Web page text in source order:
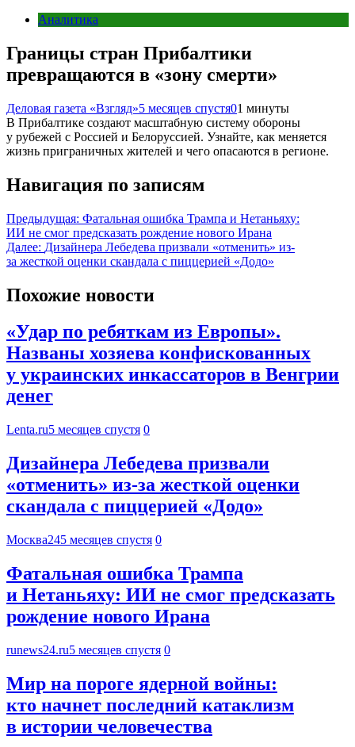
Аналитика
Границы стран Прибалтики
превращаются в «зону смерти»
Деловая газета «Взгляд»5 месяцев спустя01 минуты
В Прибалтике создают масштабную систему обороны
у рубежей с Россией и Белоруссией. Узнайте, как меняется
жизнь приграничных жителей и чего опасаются в регионе.
Навигация по записям
Предыдущая: Фатальная ошибка Трампа и Нетаньяху:
ИИ не смог предсказать рождение нового Ирана
Далее: Дизайнера Лебедева призвали «отменить» из-
за жесткой оценки скандала с пиццерией «Додо»
Похожие новости
«Удар по ребяткам из Европы».
Названы хозяева конфискованных
у украинских инкассаторов в Венгрии
денег
Lenta.ru5 месяцев спустя 0
Дизайнера Лебедева призвали
«отменить» из-за жесткой оценки
скандала с пиццерией «Додо»
Москва245 месяцев спустя 0
Фатальная ошибка Трампа
и Нетаньяху: ИИ не смог предсказать
рождение нового Ирана
runews24.ru5 месяцев спустя 0
Мир на пороге ядерной войны:
кто начнет последний катаклизм
в истории человечества